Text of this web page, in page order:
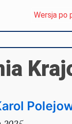
Wersja po